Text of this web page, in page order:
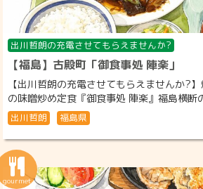
出川哲朗の充電させてもらえませんか?
【福島】古殿町「御食事処 陣楽」
【出川哲朗の充電させてもらえませんか?
の味噌炒め定食『御食事処 陣楽』福島横
出川哲朗 福島県